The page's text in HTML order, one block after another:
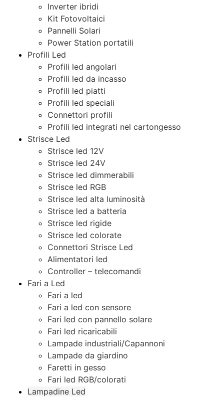
Inverter ibridi
Kit Fotovoltaici
Pannelli Solari
Power Station portatili
Profili Led
Profili led angolari
Profili led da incasso
Profili led piatti
Profili led speciali
Connettori profili
Profili led integrati nel cartongesso
Strisce Led
Strisce led 12V
Strisce led 24V
Strisce led dimmerabili
Strisce led RGB
Strisce led alta luminosità
Strisce led a batteria
Strisce led rigide
Strisce led colorate
Connettori Strisce Led
Alimentatori led
Controller – telecomandi
Fari a Led
Fari a led
Fari a led con sensore
Fari led con pannello solare
Fari led ricaricabili
Lampade industriali/Capannoni
Lampade da giardino
Faretti in gesso
Fari led RGB/colorati
Lampadine Led